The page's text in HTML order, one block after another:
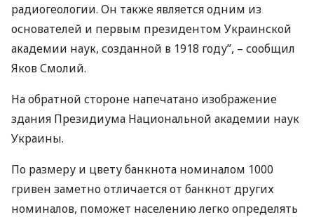
радиогеологии. Он также является одним из
основателей и первым президентом Украинской
академии наук, созданной в 1918 году”, – сообщил
Яков Смолий.
На обратной стороне напечатано изображение
здания Президиума Национальной академии наук
Украины.
По размеру и цвету банкнота номиналом 1000
гривен заметно отличается от банкнот других
номиналов, поможет населению легко определять